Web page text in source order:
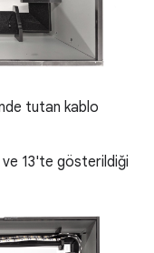
tutan kablo
ve 13'te gösterildiği